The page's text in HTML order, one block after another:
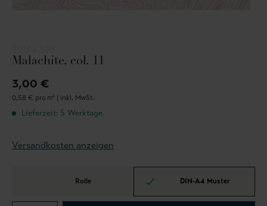
Malachite, col. 11
3,00 €
0,58 € pro m² | inkl. MwSt.
Lieferzeit: 5 Werktage
Versandkosten anzeigen
Rolle DIN-A4 Muster